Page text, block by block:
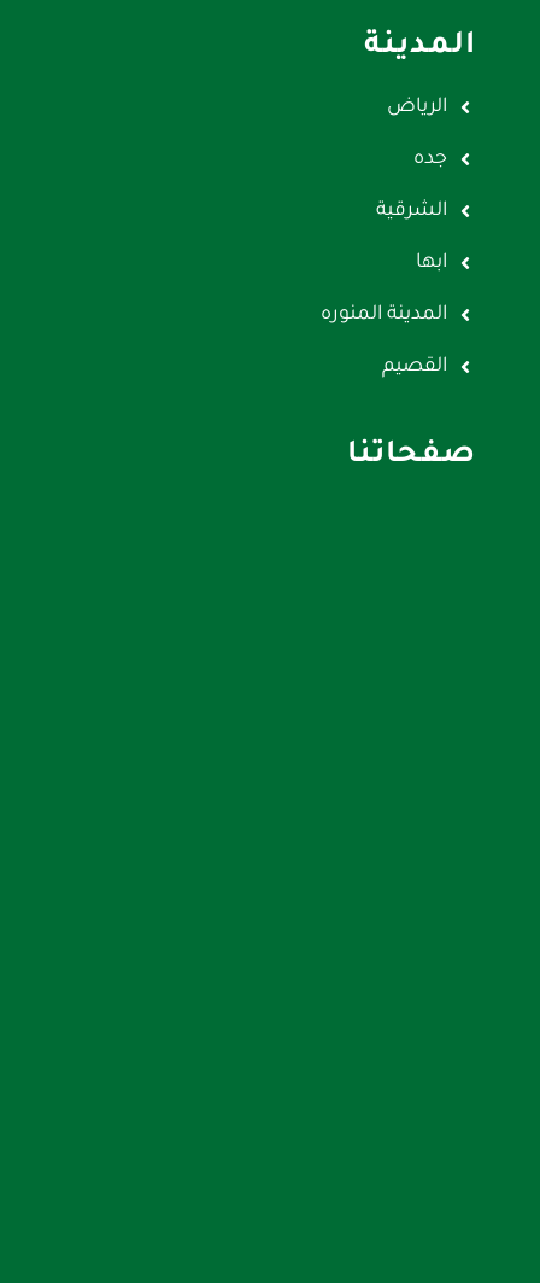
المدينة
الرياض
جده
الشرقية
ابها
المدينة المنوره
القصيم
صفحاتنا